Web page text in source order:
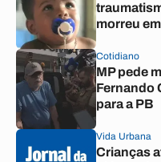
morreu
Cotidiano
MP pede
Fernando
para a PB
Vida Urbana
Crianças